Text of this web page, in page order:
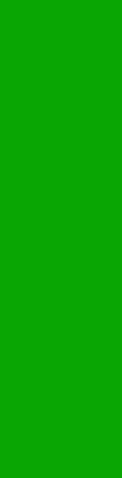
NIAVI – Núcleo
Vale do
o evento
de
de
para o setor. O